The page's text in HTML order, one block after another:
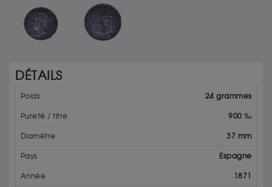
DÉTAILS
Poids 24 grammes
Pureté / titre 900 ‰
Diamètre 37 mm
Pays Espagne
Année 1871